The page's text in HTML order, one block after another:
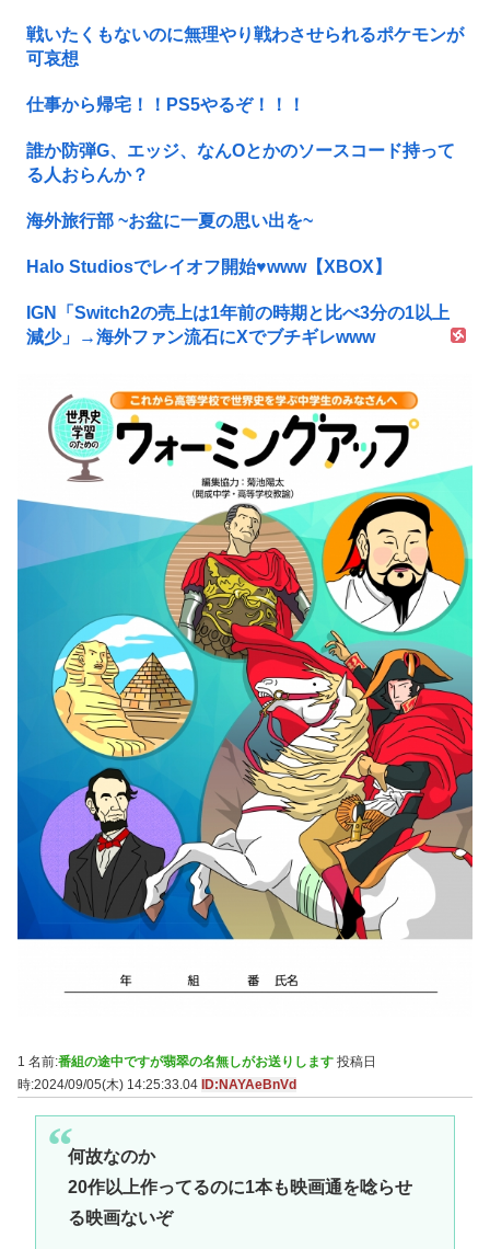
戦いたくもないのに無理やり戦わさせられるポケモンが
可哀想
仕事から帰宅！！PS5やるぞ！！！
誰か防弾G、エッジ、なんOとかのソースコード持って
る人おらんか？
海外旅行部 ~お盆に一夏の思い出を~
Halo Studiosでレイオフ開始♥www【XBOX】
IGN「Switch2の売上は1年前の時期と比べ3分の1以上
減少」→海外ファン流石にXでブチギレwww
1 名前:番組の途中ですが翡翠の名無しがお送りします 投稿日
時:2024/09/05(木) 14:25:33.04 ID:NAYAeBnVd
何故なのか
20作以上作ってるのに1本も映画通を唸らせ
る映画ないぞ